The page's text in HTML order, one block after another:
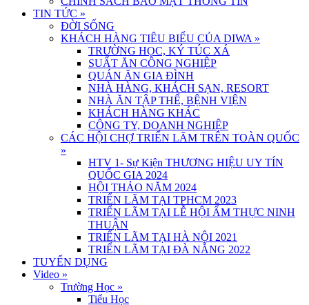
TIN TỨC »
ĐỜI SỐNG
KHÁCH HÀNG TIÊU BIỂU CỦA DIWA »
TRƯỜNG HỌC, KÝ TÚC XÁ
SUẤT ĂN CÔNG NGHIỆP
QUÁN ĂN GIA ĐÌNH
NHÀ HÀNG, KHÁCH SẠN, RESORT
NHÀ ĂN TẬP THỂ, BỆNH VIỆN
KHÁCH HÀNG KHÁC
CÔNG TY, DOANH NGHIỆP
CÁC HỘI CHỢ TRIỂN LÃM TRÊN TOÀN QUỐC
»
HTV 1- Sự Kiện THƯƠNG HIỆU UY TÍN
QUỐC GIA 2024
HỘI THẢO NĂM 2024
TRIỂN LÃM TẠI TPHCM 2023
TRIỂN LÃM TẠI LỄ HỘI ẨM THỰC NINH
THUẬN
TRIỂN LÃM TẠI HÀ NỘI 2021
TRIỂN LÃM TẠI ĐÀ NẴNG 2022
TUYỂN DỤNG
Video »
Trường Học »
Tiểu Học